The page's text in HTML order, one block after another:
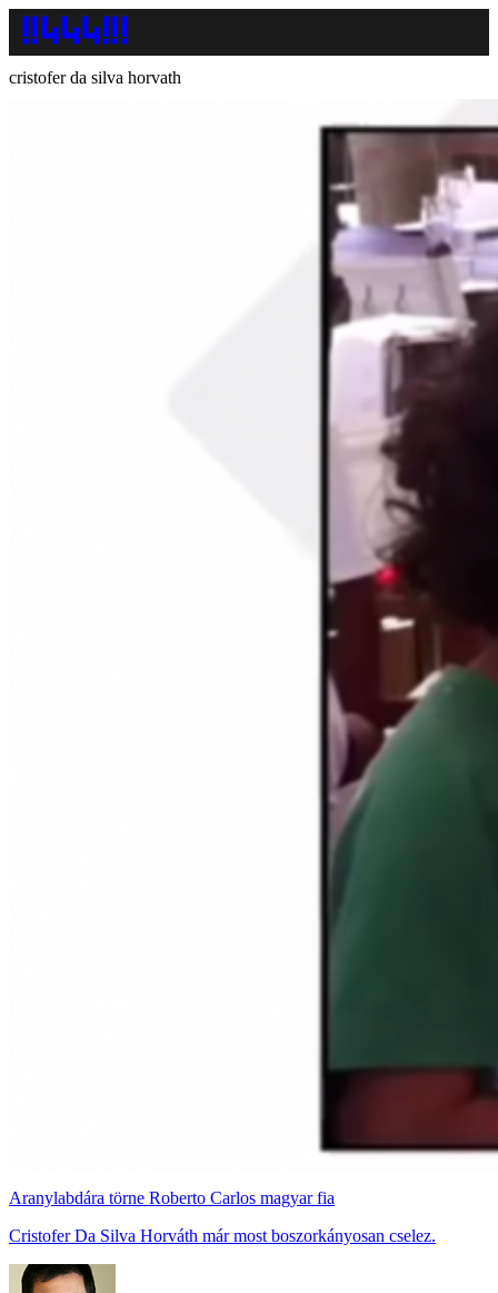
cristofer da silva horvath
Aranylabdára törne Roberto Carlos magyar fia
Cristofer Da Silva Horváth már most boszorkányosan cselez.